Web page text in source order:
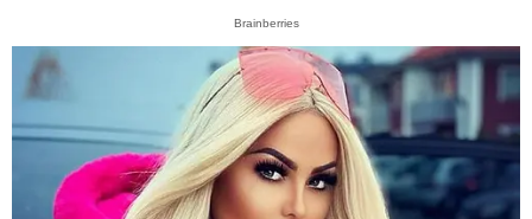
Brainberries